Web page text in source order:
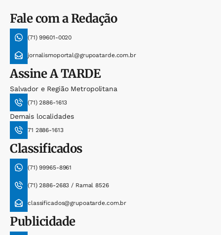
Fale com a Redação
(71) 99601-0020
jornalismoportal@grupoatarde.com.br
AssineA TARDE
Salvador e Região Metropolitana
(71) 2886-1613
Demais localidades
71 2886-1613
Classificados
(71) 99965-8961
(71) 2886-2683 / Ramal 8526
classificados@grupoatarde.com.br
Publicidade